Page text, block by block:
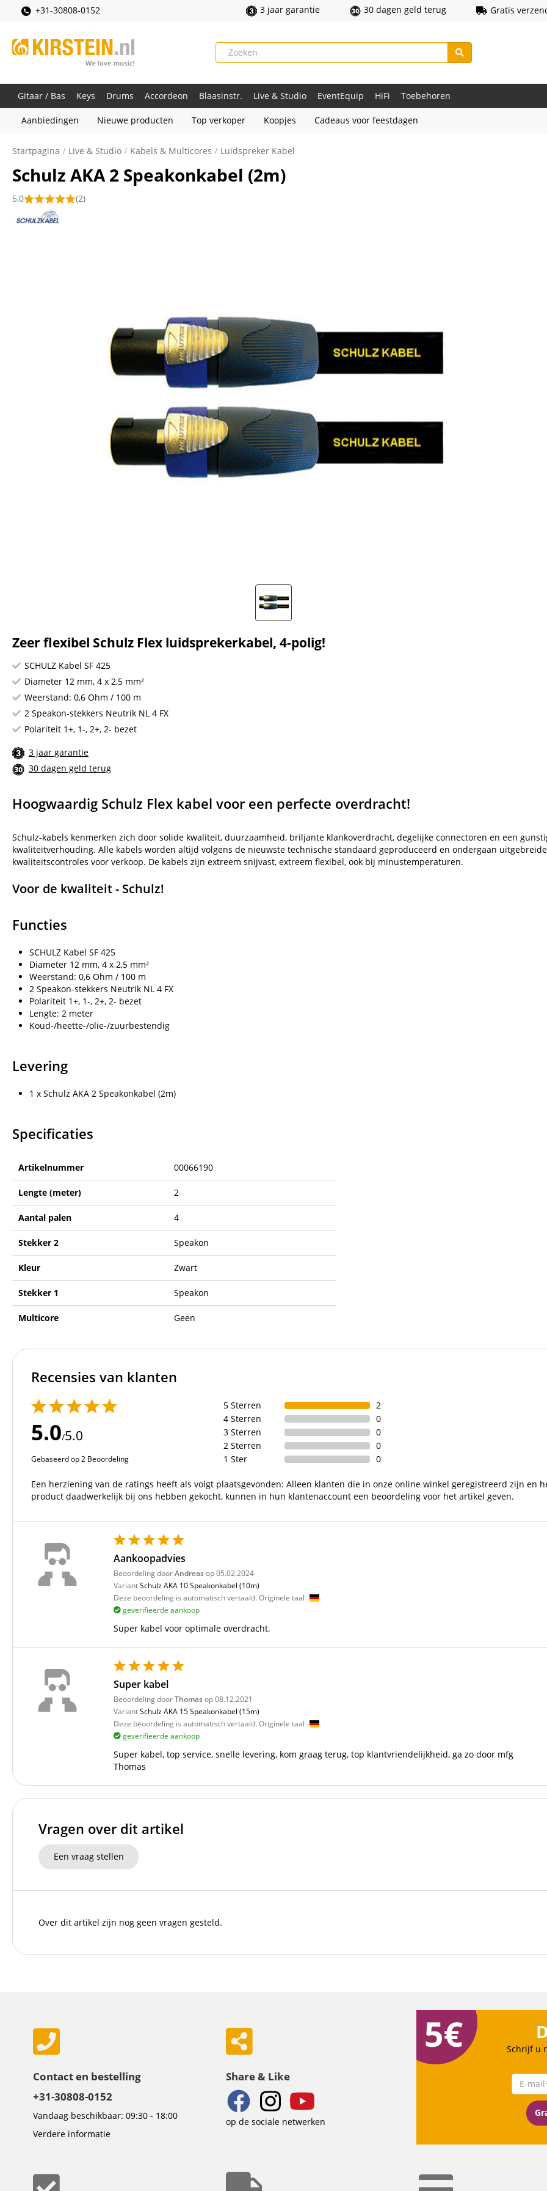
+31-30808-0152 3 jaar garantie 30 dagen geld terug Gratis
Gitaar / Bas Keys Drums Accordeon Blaasinstr. Live & Studio EventEquip HiFi Toebehoren
Aanbiedingen Nieuwe producten Top verkoper Koopjes Cadeaus voor feestdagen
Startpagina Live & Studio Kabels & Multicores Luidspreker Kabel
Schulz AKA 2 Speakonkabel (2m)
5,0 (2)
Zeer flexibel Schulz Flex luidsprekerkabel, 4-polig!
SCHULZ Kabel SF 425
Diameter 12 mm, 4 x 2,5 mm²
Weerstand: 0,6 Ohm / 100 m
2 Speakon-stekkers Neutrik NL 4 FX
Polariteit 1+, 1-, 2+, 2- bezet
3 jaar garantie
30 dagen geld terug
Hoogwaardig Schulz Flex kabel voor een perfecte overdracht!
Schulz-kabels kenmerken zich door solide kwaliteit, duurzaamheid, briljante klankoverdracht, degelijke connectoren en een
kwaliteitverhouding. Alle kabels worden altijd volgens de nieuwste technische standaard geproduceerd en ondergaan uitgebreide
kwaliteitscontroles voor verkoop. De kabels zijn extreem snijvast, extreem flexibel, ook bij minustemperaturen.
Voor de kwaliteit - Schulz!
Functies
SCHULZ Kabel SF 425
Diameter 12 mm, 4 x 2,5 mm²
Weerstand: 0,6 Ohm / 100 m
2 Speakon-stekkers Neutrik NL 4 FX
Polariteit 1+, 1-, 2+, 2- bezet
Lengte: 2 meter
Koud-/heette-/olie-/zuurbestendig
Levering
1 x Schulz AKA 2 Speakonkabel (2m)
Specificaties
Artikelnummer 00066190
Lengte (meter) 2
Aantal palen 4
Stekker 2 Speakon
Kleur Zwart
Stekker 1 Speakon
Multicore Geen
Recensies van klanten
5.0/5.0
Gebaseerd op 2 Beoordeling
5 Sterren
2
4 Sterren
0
3 Sterren
0
2 Sterren
0
1 Ster
0
Een herziening van de ratings heeft als volgt plaatsgevonden: Alleen klanten die in onze online winkel geregistreerd zijn en
product daadwerkelijk bij ons hebben gekocht, kunnen in hun klantenaccount een beoordeling voor het artikel geven.
Aankoopadvies
Beoordeling doorAndreasop 05.02.2024
VariantSchulz AKA 10 Speakonkabel (10m)
Deze beoordeling is automatisch vertaald. Originele taal
geverifieerde aankoop
Super kabel voor optimale overdracht.
Super kabel
Beoordeling doorThomasop 08.12.2021
VariantSchulz AKA 15 Speakonkabel (15m)
Deze beoordeling is automatisch vertaald. Originele taal
geverifieerde aankoop
Super kabel, top service, snelle levering, kom graag terug, top klantvriendelijkheid, ga zo door mfg
Thomas
Vragen over dit artikel
Een vraag stellen
Over dit artikel zijn nog geen vragen gesteld.
Schrijf u
Contact en bestelling
+31-30808-0152
Vandaag beschikbaar: 09:30 - 18:00
Verdere informatie
Share & Like
op de sociale netwerken